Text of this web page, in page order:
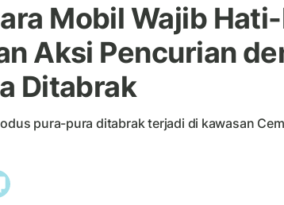
Mobil Wajib
Aksi Pencurian
Ditabrak
pura-pura ditabrak terjadi di kawasan